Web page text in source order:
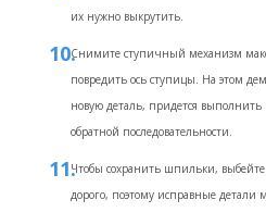
их нужно выкрутить.
Снимите ступичный механизм
повредить ось ступицы. На этом
новую деталь, придется выполнить
обратной последовательности.
Чтобы сохранить шпильки,
дорого, поэтому исправные детали